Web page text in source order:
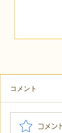
【代表
コメント
コメン